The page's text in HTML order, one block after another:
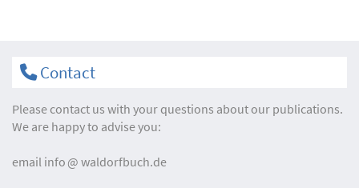
Contact
Please contact us with your questions about our publications.
We are happy to advise you:
email info waldorfbuch.de